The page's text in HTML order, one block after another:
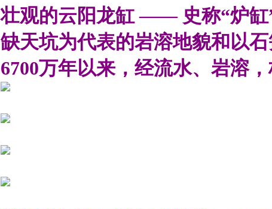
壮观的云阳龙缸 —— 史称“炉缸
缺天坑为代表的岩溶地貌和以
6700万年以来，经流水、岩溶